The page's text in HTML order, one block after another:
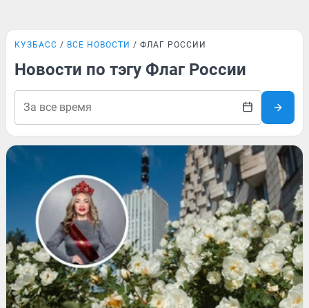
КУЗБАСС ВСЕ НОВОСТИ ФЛАГ РОССИИ
Новости по тэгу Флаг России